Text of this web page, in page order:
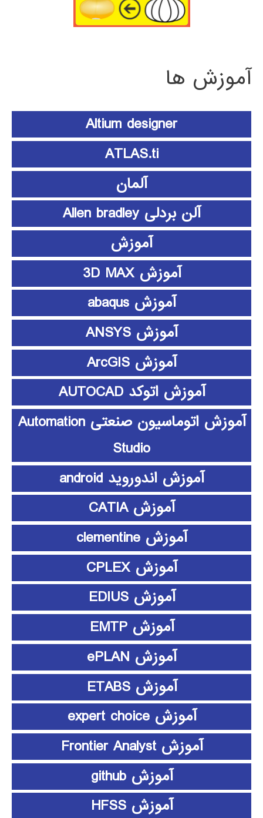
آموزش ها
Altium designer
ATLAS.ti
آلمان
آلن بردلی Allen bradley
آموزش
آموزش 3D MAX
آموزش abaqus
آموزش ANSYS
آموزش ArcGIS
آموزش اتوکد AUTOCAD
آموزش اتوماسیون صنعتی Automation
Studio
آموزش اندوروید android
آموزش CATIA
آموزش clementine
آموزش CPLEX
آموزش EDIUS
آموزش EMTP
آموزش ePLAN
آموزش ETABS
آموزش expert choice
آموزش Frontier Analyst
آموزش github
آموزش HFSS